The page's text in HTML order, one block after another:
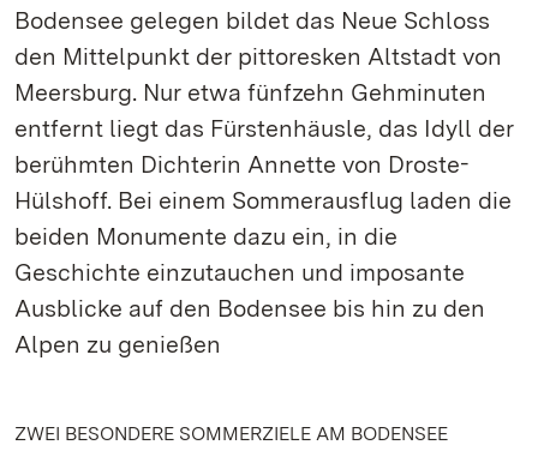
Bodensee gelegen bildet das Neue Schloss
den Mittelpunkt der pittoresken Altstadt von
Meersburg. Nur etwa fünfzehn Gehminuten
entfernt liegt das Fürstenhäusle, das Idyll der
berühmten Dichterin Annette von Droste-
Hülshoff. Bei einem Sommerausflug laden die
beiden Monumente dazu ein, in die
Geschichte einzutauchen und imposante
Ausblicke auf den Bodensee bis hin zu den
Alpen zu genießen
ZWEI BESONDERE SOMMERZIELE AM BODENSEE